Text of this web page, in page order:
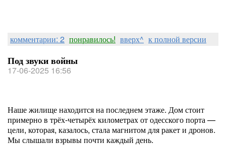
комментарии: 2 понравилось! вверх^ к полной версии
Под звуки войны
17-06-2025 16:56
Наше жилище находится на последнем этаже. Дом стоит
примерно в трёх-четырёх километрах от одесского порта —
цели, которая, казалось, стала магнитом для ракет и дронов.
Мы слышали взрывы почти каждый день.